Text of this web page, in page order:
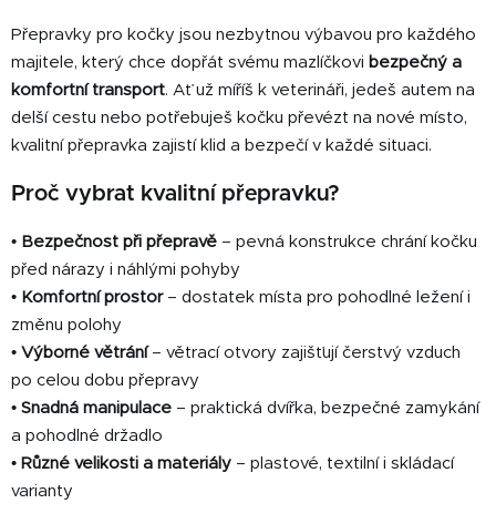
a
c
í
p
r
v
y
ý
i
Přepravky pro kočky jsou nezbytnou výbavou pro každého
majitele, který chce dopřát svému mazlíčkovi bezpečný a
komfortní transport. Ať už míříš k veterináři, jedeš autem na
delší cestu nebo potřebuješ kočku převézt na nové místo,
kvalitní přepravka zajistí klid a bezpečí v každé situaci.
Proč vybrat kvalitní přepravku?
• Bezpečnost při přepravě – pevná konstrukce chrání kočku
před nárazy i náhlými pohyby
• Komfortní prostor– dostatek místa pro pohodlné ležení i
změnu polohy
• Výborné větrání– větrací otvory zajišťují čerstvý vzduch
po celou dobu přepravy
• Snadná manipulace – praktická dvířka, bezpečné zamykání
a pohodlné držadlo
• Různé velikosti a materiály – plastové, textilní i skládací
varianty